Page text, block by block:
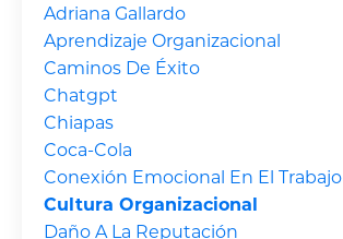
Adriana Gallardo
Aprendizaje Organizacional
Caminos De Éxito
Chatgpt
Chiapas
Coca-Cola
Conexión Emocional En El Trabajo
Cultura Organizacional
Daño A La Reputación